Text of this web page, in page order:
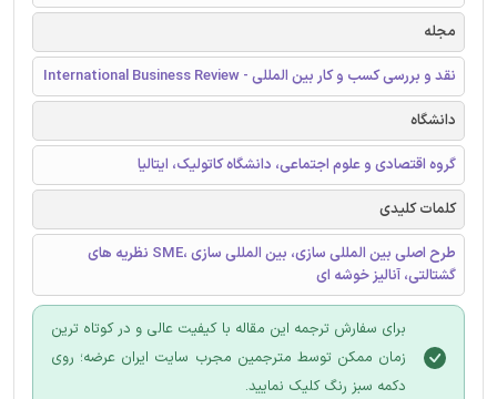
مجله
نقد و بررسی کسب و کار بین المللی - International Business Review
دانشگاه
گروه اقتصادی و علوم اجتماعی، دانشگاه کاتولیک، ایتالیا
کلمات کلیدی
طرح اصلی بین المللی سازی، بین المللی سازی ،SME نظریه های
گشتالتی، آنالیز خوشه ای
برای سفارش ترجمه این مقاله با کیفیت عالی و در کوتاه ترین
زمان ممکن توسط مترجمین مجرب سایت ایران عرضه؛ روی
دکمه سبز رنگ کلیک نمایید.